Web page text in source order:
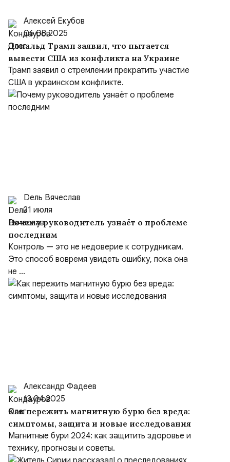
Алексей Екубов
06.08.2025
Дональд Трамп заявил, что пытается
вывести США из конфликта на Украине
Трамп заявил о стремлении прекратить участие
США в украинском конфликте.
Dель Вячеслав
31 июля
Почему руководитель узнаёт о проблеме
последним
Контроль — это не недоверие к сотрудникам.
Это способ вовремя увидеть ошибку, пока она
не ...
Александр Фадеев
13.04.2025
Как пережить магнитную бурю без вреда:
симптомы, защита и новые исследования
Магнитные бури 2024: как защитить здоровье и
технику, прогнозы и советы.